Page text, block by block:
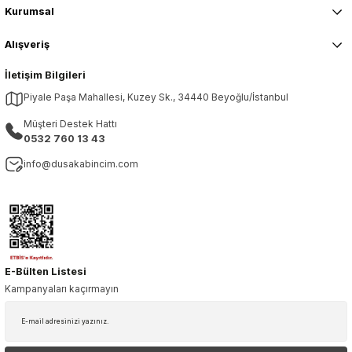
İletişim Bilgileri
Piyale Paşa Mahallesi, Kuzey Sk., 34440 Beyoğlu/İstanbul
Müşteri Destek Hattı
0532 760 13 43
info@dusakabincim.com
Kurumsal
Alışveriş
E-Bülten Listesi
Kampanyaları kaçırmayın